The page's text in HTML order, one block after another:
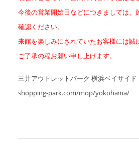
今後の営業開始日などにつきましては、
確認ください。
来館を楽しみにされていたお客様には誠
ご了承の程お願い申し上げます。
三井アウトレットパーク 横浜ベイサイ
shopping-park.com/mop/yokohama/